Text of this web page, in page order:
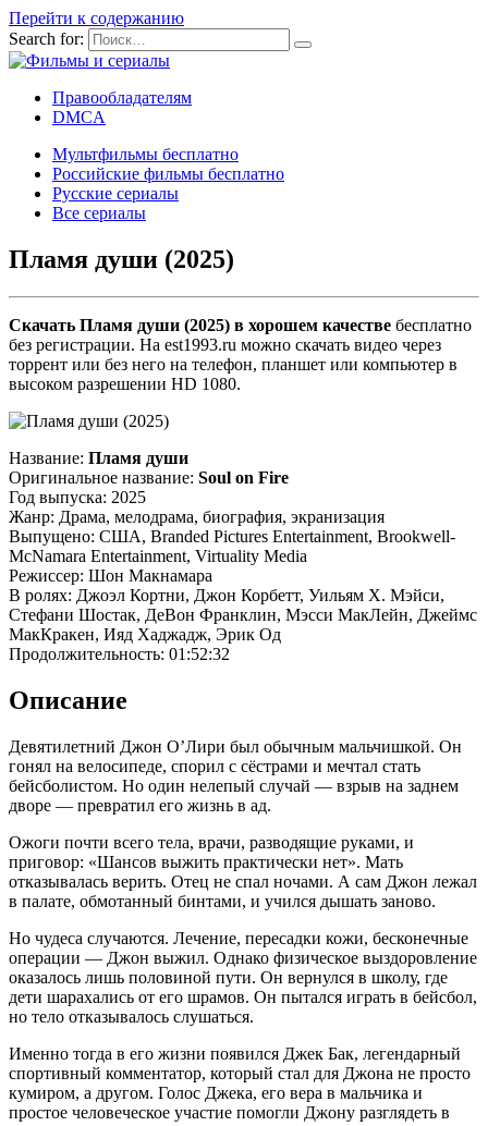
Перейти к содержанию
Search for:
Правообладателям
DMCA
Мультфильмы бесплатно
Российские фильмы бесплатно
Русские сериалы
Все сериалы
Пламя души (2025)
Скачать Пламя души (2025) в хорошем качестве бесплатно
без регистрации. На est1993.ru можно скачать видео через
торрент или без него на телефон, планшет или компьютер в
высоком разрешении HD 1080.
Название: Пламя души
Оригинальное название: Soul on Fire
Год выпуска: 2025
Жанр: Драма, мелодрама, биография, экранизация
Выпущено: США, Branded Pictures Entertainment, Brookwell-
McNamara Entertainment, Virtuality Media
Режиссер: Шон Макнамара
В ролях: Джоэл Кортни, Джон Корбетт, Уильям Х. Мэйси,
Стефани Шостак, ДеВон Франклин, Мэсси МакЛейн, Джеймс
МакКракен, Ияд Хаджадж, Эрик Од
Продолжительность: 01:52:32
Описание
Девятилетний Джон О’Лири был обычным мальчишкой. Он
гонял на велосипеде, спорил с сёстрами и мечтал стать
бейсболистом. Но один нелепый случай — взрыв на заднем
дворе — превратил его жизнь в ад.
Ожоги почти всего тела, врачи, разводящие руками, и
приговор: «Шансов выжить практически нет». Мать
отказывалась верить. Отец не спал ночами. А сам Джон лежал
в палате, обмотанный бинтами, и учился дышать заново.
Но чудеса случаются. Лечение, пересадки кожи, бесконечные
операции — Джон выжил. Однако физическое выздоровление
оказалось лишь половиной пути. Он вернулся в школу, где
дети шарахались от его шрамов. Он пытался играть в бейсбол,
но тело отказывалось слушаться.
Именно тогда в его жизни появился Джек Бак, легендарный
спортивный комментатор, который стал для Джона не просто
кумиром, а другом. Голос Джека, его вера в мальчика и
простое человеческое участие помогли Джону разглядеть в